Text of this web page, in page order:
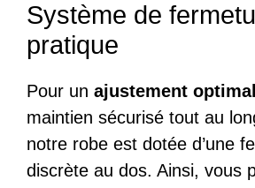
Système de
pratique
Pour un ajustement optimal
maintien sécurisé tout au
notre robe est dotée d’une
discrète au dos. Ainsi, vous